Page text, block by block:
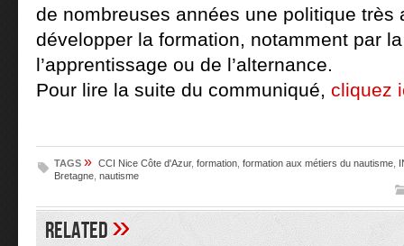
de nombreuses années une politique très
développer la formation, notamment par
l’apprentissage ou de l’alternance.
Pour lire la suite du communiqué, cliquez
TAGS » CCI Nice Côte d'Azur, formation formation aux métiers du nautisme
Bretagne nautisme
Related»